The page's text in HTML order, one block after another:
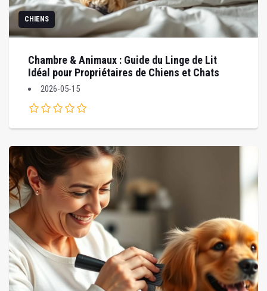
CHIENS
Chambre & Animaux : Guide du Linge de Lit
Idéal pour Propriétaires de Chiens et Chats
2026-05-15